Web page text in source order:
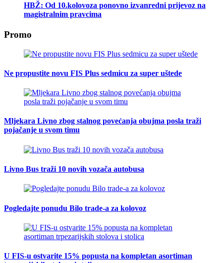
HBŽ: Od 10.kolovoza ponovno izvanredni prijevoz na
magistralnim pravcima
Promo
Ne propustite novu FIS Plus sedmicu za super uštede
Mljekara Livno zbog stalnog povećanja obujma posla traži
pojačanje u svom timu
Livno Bus traži 10 novih vozača autobusa
Pogledajte ponudu Bilo trade-a za kolovoz
U FIS-u ostvarite 15% popusta na kompletan asortiman